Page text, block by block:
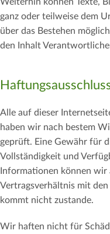
ganz oder teilweise dem
über das Bestehen
den Inhalt
Alle auf dieser
haben wir nach bestem
geprüft. Eine Gewähr für
Vollständigkeit und
Informationen können wir
Vertragsverhältnis mit
kommt nicht zustande.
Wir haften nicht für